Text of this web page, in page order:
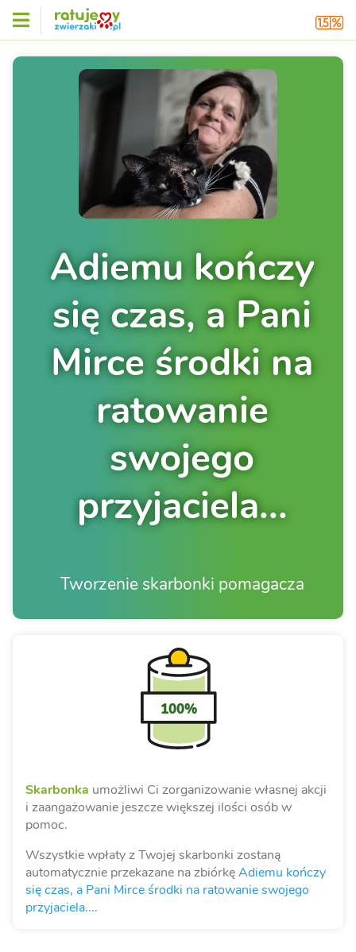
Adiemu kończy
się czas, a Pani
Mirce środki na
ratowanie
swojego
przyjaciela...
Tworzenie skarbonki pomagacza
100%
Skarbonka umożliwi Ci zorganizowanie własnej akcji
i zaangażowanie jeszcze większej ilości osób w
pomoc.
Wszystkie wpłaty z Twojej skarbonki zostaną
automatycznie przekazane na zbiórkęAdiemu kończy
się czas, a Pani Mirce środki na ratowanie swojego
przyjaciela....